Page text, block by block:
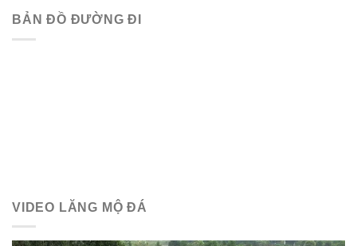
BẢN ĐỒ ĐƯỜNG ĐI
VIDEO LĂNG MỘ ĐÁ